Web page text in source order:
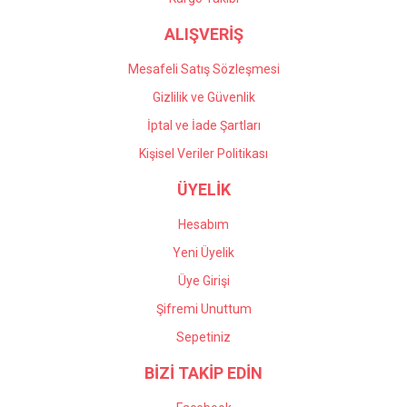
ALIŞVERİŞ
Mesafeli Satış Sözleşmesi
Gizlilik ve Güvenlik
İptal ve İade Şartları
Kişisel Veriler Politikası
ÜYELİK
Hesabım
Yeni Üyelik
Üye Girişi
Şifremi Unuttum
Sepetiniz
BİZİ TAKİP EDİN